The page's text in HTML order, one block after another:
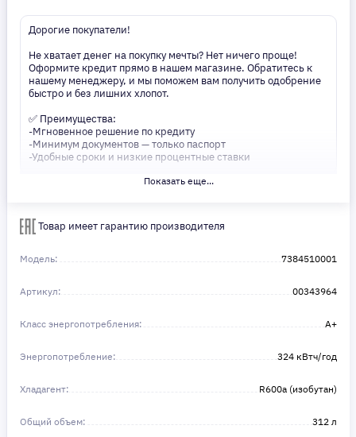
Дорогие покупатели!
Не хватает денег на покупку мечты? Нет ничего проще!
Оформите кредит прямо в нашем магазине. Обратитесь к
нашему менеджеру, и мы поможем вам получить одобрение
быстро и без лишних хлопот.
✅ Преимущества:
-Мгновенное решение по кредиту
-Минимум документов — только паспорт
-Удобные сроки и низкие процентные ставки
Не откладывайте свои желания на потом! Получите то, что
Показать еще...
Товар имеет гарантию производителя
Модель: 7384510001
Артикул: 00343964
Класс энергопотребления: A+
Энергопотребление: 324 кВтч/год
Хладагент: R600a (изобутан)
Общий объем: 312 л